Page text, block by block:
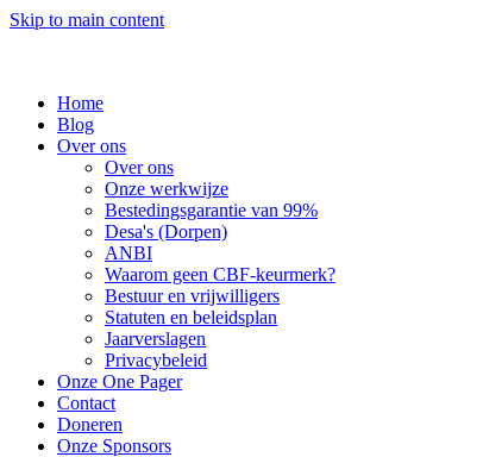
Skip to main content
Home
Blog
Over ons
Over ons
Onze werkwijze
Bestedingsgarantie van 99%
Desa's (Dorpen)
ANBI
Waarom geen CBF-keurmerk?
Bestuur en vrijwilligers
Statuten en beleidsplan
Jaarverslagen
Privacybeleid
Onze One Pager
Contact
Doneren
Onze Sponsors